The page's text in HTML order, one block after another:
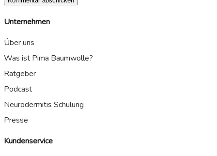
Unternehmen
Über uns
Was ist Pima Baumwolle?
Ratgeber
Podcast
Neurodermitis Schulung
Presse
Kundenservice